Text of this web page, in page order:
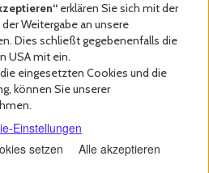
erklären Sie sich mit der
Weitergabe an unsere
Dies schließt gegebenenfalls die
USA mit ein.
eingesetzten Cookies und die
können Sie unserer
Einstellungen
setzen
Alle akzeptieren